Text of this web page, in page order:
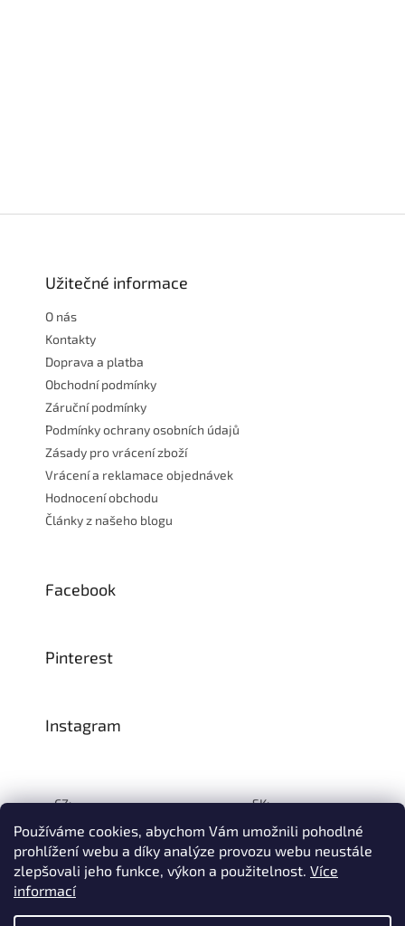
Používáme cookies, abychom Vám umožnili pohodlné
prohlížení webu a díky analýze provozu webu neustále
zlepšovali jeho funkce, výkon a použitelnost. Více
informací
Užitečné informace
O nás
Kontakty
Doprava a platba
Obchodní podmínky
Záruční podmínky
Podmínky ochrany osobních údajů
Zásady pro vrácení zboží
Vrácení a reklamace objednávek
Hodnocení obchodu
Články z našeho blogu
Facebook
Pinterest
Instagram
CZ: SK:
Vytvořil Shoptet
© 1993–2026INTEA SERVICE s.r.o.Všechna práva vyhrazena.